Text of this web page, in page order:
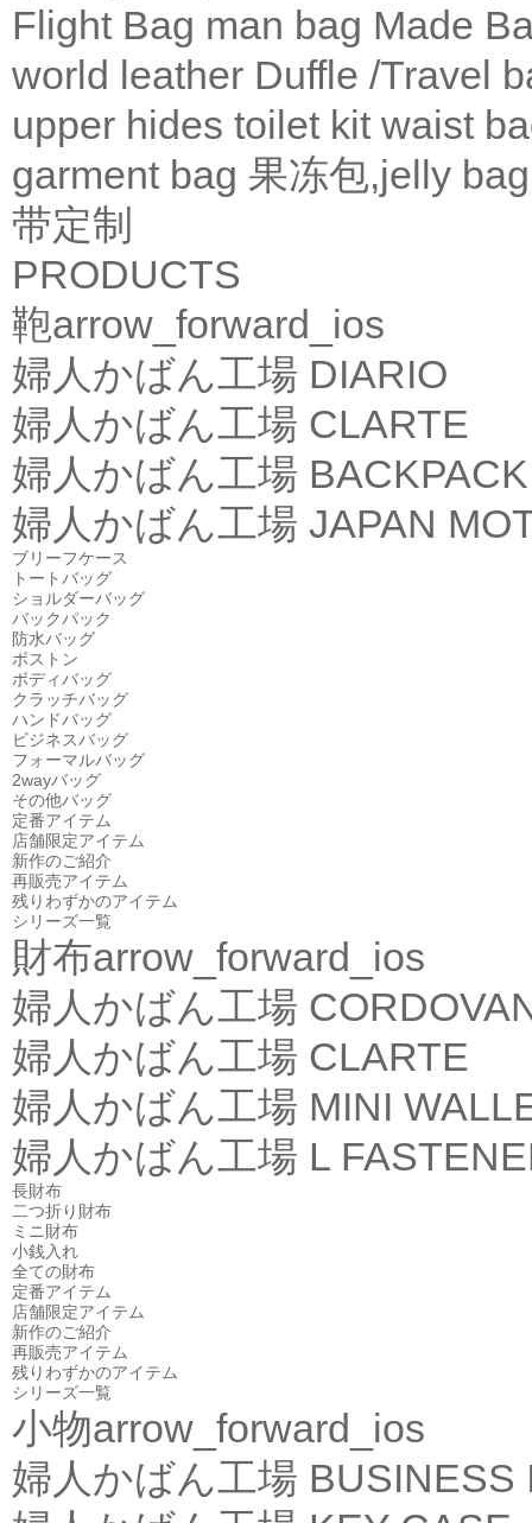
Flight Bag man bag Made
world leather Duffle /Travel
upper hides toilet kit waist
garment bag 果冻包,jelly bag
带定制
PRODUCTS
鞄arrow_forward_ios
婦人かばん工場 DIARIO
婦人かばん工場 CLARTE
婦人かばん工場 BACKPACK
婦人かばん工場 JAPAN
ブリーフケース
トートバッグ
ショルダーバッグ
バックパック
防水バッグ
ボストン
ボディバッグ
クラッチバッグ
ハンドバッグ
ビジネスバッグ
フォーマルバッグ
2wayバッグ
その他バッグ
定番アイテム
店舗限定アイテム
新作のご紹介
再販売アイテム
残りわずかのアイテム
シリーズ一覧
財布arrow_forward_ios
婦人かばん工場
婦人かばん工場 CLARTE
婦人かばん工場 MINI
婦人かばん工場 L
長財布
二つ折り財布
ミニ財布
小銭入れ
全ての財布
定番アイテム
店舗限定アイテム
新作のご紹介
再販売アイテム
残りわずかのアイテム
シリーズ一覧
小物arrow_forward_ios
婦人かばん工場 BUSINESS